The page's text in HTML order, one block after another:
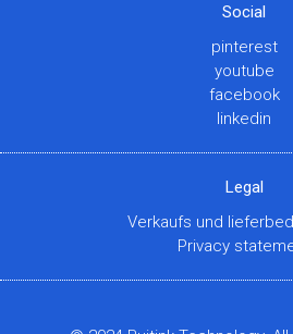
Social
pinterest
youtube
facebook
linkedin
Legal
Verkaufs und
Privacy